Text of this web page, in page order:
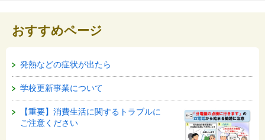
おすすめページ
発熱などの症状が出たら
学校更新事業について
【重要】消費生活に関するトラブルに
ご注意ください